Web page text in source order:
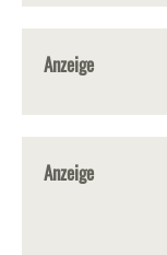
Anzeige
Anzeige